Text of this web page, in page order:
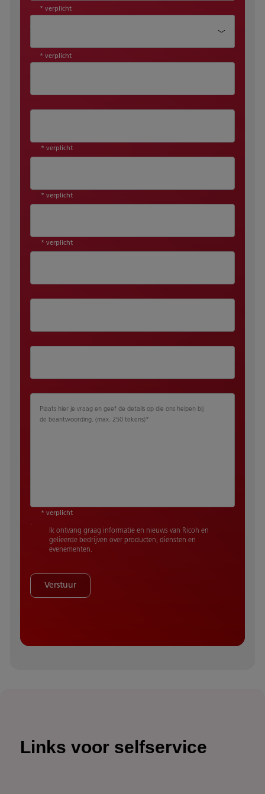
* verplicht
* verplicht
* verplicht
* verplicht
* verplicht
Plaats hier je vraag en geef de details op die ons helpen bij
de beantwoording. (max. 250 tekens)*
* verplicht
Ik ontvang graag informatie en nieuws van Ricoh en
gelieerde bedrijven over producten, diensten en
evenementen.
Verstuur
Links voor selfservice